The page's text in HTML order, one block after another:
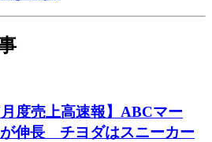
月度売上高速報】ABCマー
が伸長 チヨダはスニーカー